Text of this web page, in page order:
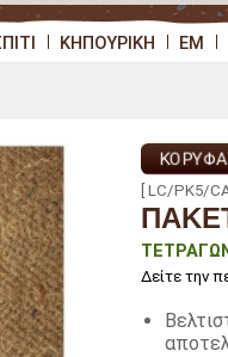
ΚΗΠΟΥΡΙΚΉ EM
[ LC/PK5/
Δείτε την